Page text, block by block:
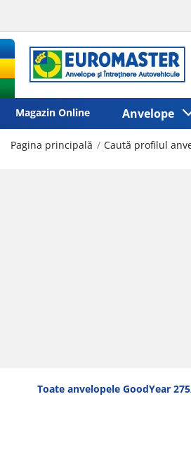
Magazin Online Anvelope
Pagina principală Caută profilul
Toate anvelopele GoodYear